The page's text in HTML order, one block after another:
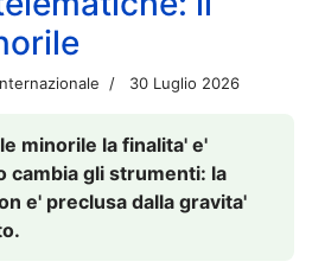
30 Luglio 2026
minorile la finalita' e'
cambia gli strumenti: la
e' preclusa dalla gravita'